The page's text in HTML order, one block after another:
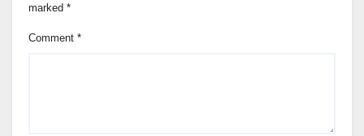
marked *
Comment *